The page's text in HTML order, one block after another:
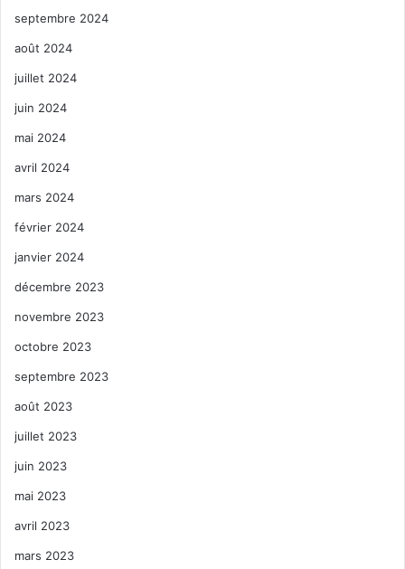
septembre 2024
août 2024
juillet 2024
juin 2024
mai 2024
avril 2024
mars 2024
février 2024
janvier 2024
décembre 2023
novembre 2023
octobre 2023
septembre 2023
août 2023
juillet 2023
juin 2023
mai 2023
avril 2023
mars 2023